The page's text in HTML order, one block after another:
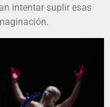
intentar suplir esas